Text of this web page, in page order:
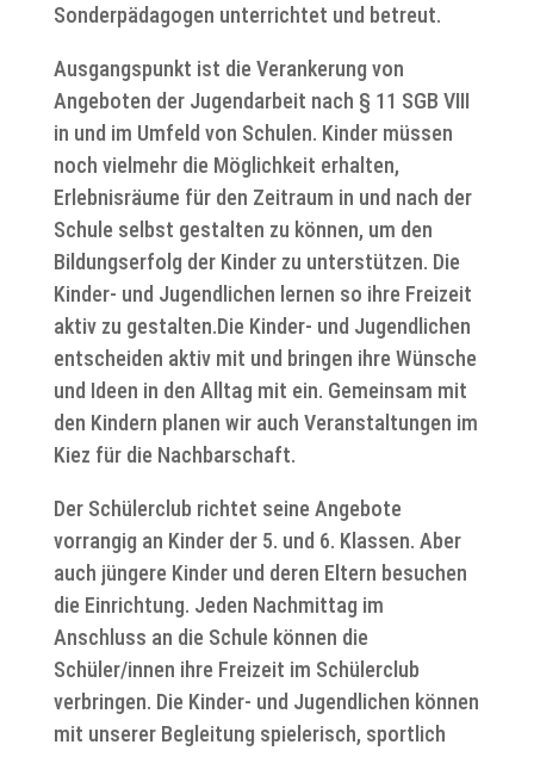
Sonderpädagogen unterrichtet und betreut.
Ausgangspunkt ist die Verankerung von
Angeboten der Jugendarbeit nach § 11 SGB VIII
in und im Umfeld von Schulen. Kinder müssen
noch vielmehr die Möglichkeit erhalten,
Erlebnisräume für den Zeitraum in und nach der
Schule selbst gestalten zu können, um den
Bildungserfolg der Kinder zu unterstützen. Die
Kinder- und Jugendlichen lernen so ihre Freizeit
aktiv zu gestalten.Die Kinder- und Jugendlichen
entscheiden aktiv mit und bringen ihre Wünsche
und Ideen in den Alltag mit ein. Gemeinsam mit
den Kindern planen wir auch Veranstaltungen im
Kiez für die Nachbarschaft.
Der Schülerclub richtet seine Angebote
vorrangig an Kinder der 5. und 6. Klassen. Aber
auch jüngere Kinder und deren Eltern besuchen
die Einrichtung. Jeden Nachmittag im
Anschluss an die Schule können die
Schüler/innen ihre Freizeit im Schülerclub
verbringen. Die Kinder- und Jugendlichen können
mit unserer Begleitung spielerisch, sportlich